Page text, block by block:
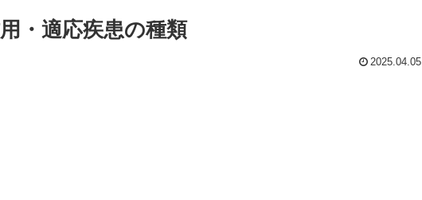
・適応疾患の種類
2025.04.05